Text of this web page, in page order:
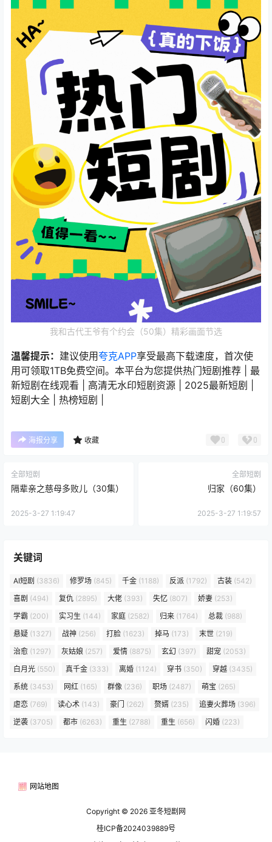
我和古代王爷有个约会（50集）精彩画面节选
温馨提示： 建议使用夸克APP享受最高下载速度，首次使
用可领取1TB免费空间。本平台为您提供热门短剧推荐 | 最
新短剧在线观看 | 高清无水印短剧资源 | 2025最新短剧 |
短剧大全 | 热榜短剧 |
海报分享 收藏 0 0
全部短剧
隔辈亲之慈母多败儿（30集）
2025-3-27 1:19:47
全部短剧
归家（60集）
2025-3-27 1:19:57
关键词
AI短剧 (3836) 修罗场 (845) 千金 (1188) 反派 (1792) 古装 (542)
喜剧 (494) 复仇 (2895) 大佬 (393) 失忆 (807) 娇妻 (253)
学霸 (200) 实习生 (144) 家庭 (2582) 归来 (1764) 总裁 (988)
悬疑 (1327) 战神 (256) 打脸 (1623) 掉马 (173) 末世 (219)
治愈 (1297) 灰姑娘 (257) 爱情 (8875) 玄幻 (397) 甜宠 (2053)
白月光 (550) 真千金 (333) 离婚 (1124) 穿书 (350) 穿越 (3435)
系统 (3453) 网红 (165) 群像 (236) 职场 (2487) 萌宝 (265)
虐恋 (769) 读心术 (143) 豪门 (262) 赘婿 (235) 追妻火葬场 (396)
逆袭 (3705) 都市 (6263) 重生 (2788) 重生 (656) 闪婚 (223)
网站地图
Copyright © 2026 亚冬短剧网
桂ICP备2024039889号